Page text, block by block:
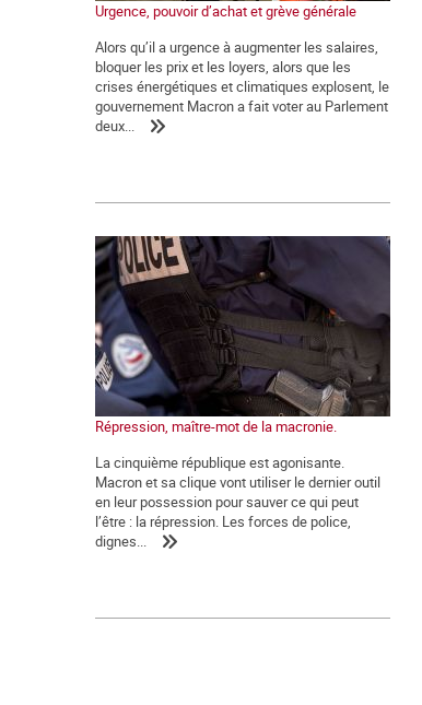
Urgence, pouvoir d’achat et grève générale
Alors qu’il a urgence à augmenter les salaires,
bloquer les prix et les loyers, alors que les
crises énergétiques et climatiques explosent, le
gouvernement Macron a fait voter au Parlement
deux...
Répression, maître-mot de la macronie.
La cinquième république est agonisante.
Macron et sa clique vont utiliser le dernier outil
en leur possession pour sauver ce qui peut
l’être : la répression. Les forces de police,
dignes...